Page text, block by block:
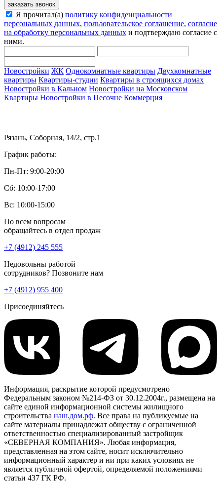
заказать звонок
Я прочитал(а) политику конфиденциальности
персональных данных, пользовательское соглашение, согласие
на обработку персональных данных и подтверждаю согласие с
ними.
Новостройки ЖК Однокомнатные квартиры Двухкомнатные
квартиры Квартиры-студии Квартиры в строящихся домах
Новостройки в Кальном Новостройки на Московском
Квартиры Новостройки в Песочне Коммерция
Рязань, Соборная, 14/2, стр.1
График работы:
Пн-Пт: 9:00-20:00
Сб: 10:00-17:00
Вс: 10:00-15:00
По всем вопросам
обращайтесь в отдел продаж
+7 (4912) 245 555
Недовольны работой
сотрудников? Позвоните нам
+7 (4912) 955 400
Присоединяйтесь
Информация, раскрытие которой предусмотрено
Федеральным законом №214-ФЗ от 30.12.2004г., размещена на
сайте единой информационной системы жилищного
строительства наш.дом.рф. Все права на публикуемые на
сайте материалы принадлежат обществу с ограниченной
ответственностью специализированный застройщик
«СЕВЕРНАЯ КОМПАНИЯ». Любая информация,
представленная на этом сайте, носит исключительно
информационный характер и ни при каких условиях не
является публичной офертой, определяемой положениями
статьи 437 ГК РФ.